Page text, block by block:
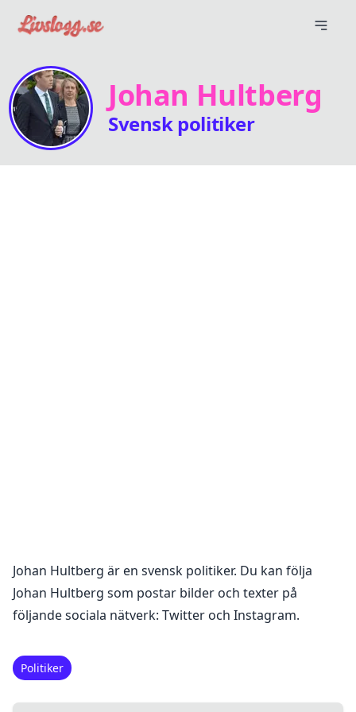
Johan Hultberg
Svensk politiker
Johan Hultberg är en svensk politiker. Du kan följa
Johan Hultberg som postar bilder och texter på
följande sociala nätverk: Twitter och Instagram.
Politiker